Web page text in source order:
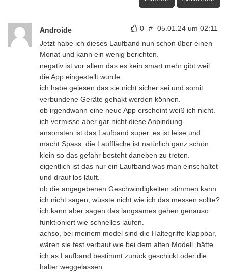
0 # 05.01.24 um 02:11
Androide
Jetzt habe ich dieses Laufband nun schon über einen
Monat und kann ein wenig berichten.
negativ ist vor allem das es kein smart mehr gibt weil
die App eingestellt wurde.
ich habe gelesen das sie nicht sicher sei und somit
verbundene Geräte gehakt werden können.
ob irgendwann eine neue App erscheint weiß ich nicht.
ich vermisse aber gar nicht diese Anbindung.
ansonsten ist das Laufband super. es ist leise und
macht Spass. die Lauffläche ist natürlich ganz schön
klein so das gefahr besteht daneben zu treten.
eigentlich ist das nur ein Laufband was man einschaltet
und drauf los läuft.
ob die angegebenen Geschwindigkeiten stimmen kann
ich nicht sagen, wüsste nicht wie ich das messen sollte?
ich kann aber sagen das langsames gehen genauso
funktioniert wie schnelles laufen.
achso, bei meinem model sind die Haltegriffe klappbar,
wären sie fest verbaut wie bei dem alten Modell ,hätte
ich as Laufband bestimmt zurück geschickt oder die
halter weggelassen.